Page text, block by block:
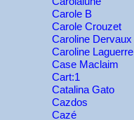
Carole B
Carole Crouzet
Caroline Dervaux
Caroline Laguerre
Case Maclaim
Cart:1
Catalina Gato
Cazdos
Cazé